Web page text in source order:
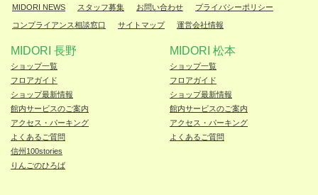
MIDORI NEWS スタッフ募集 お問い合わせ プライバシーポリシー
コンプライアンス相談窓口 サイトマップ 運営会社情報
MIDORI 長野
ショップ一覧
フロアガイド
ショップ最新情報
館内サービスのご案内
アクセス・パーキング
よくあるご質問
信州100stories
りんごのひろば
MIDORI 松本
ショップ一覧
フロアガイド
ショップ最新情報
館内サービスのご案内
アクセス・パーキング
よくあるご質問